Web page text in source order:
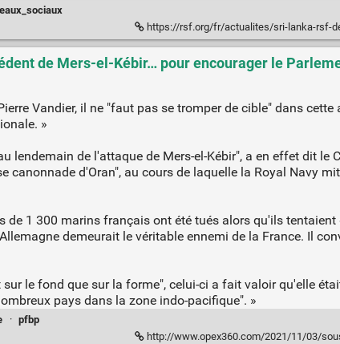
https://rsf.org/fr/actualites/sri-lanka-rsf-demande-
de Mers-el-Kébir… pour encourager le
Vandier, il ne "faut pas se tromper de cible" dans cette
»
lendemain de l'attaque de Mers-el-Kébir", a en effet dit le
canonnade d'Oran", au cours de laquelle la Royal Navy
de 1 300 marins français ont été tués alors qu'ils
demeurait le véritable ennemi de la France. Il
le fond que sur la forme", celui-ci a fait valoir qu'elle
pays dans la zone indo-pacifique". »
· pfbp
http://www.opex360.com/2021/11/03/sous-marins-australie-evoquant-